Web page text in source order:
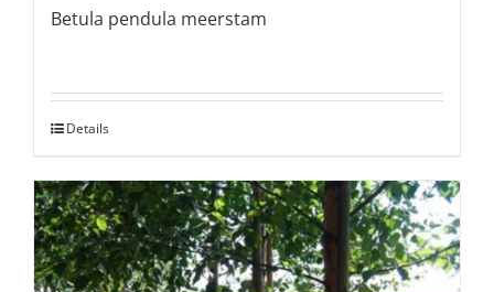
Betula pendula meerstam
Details